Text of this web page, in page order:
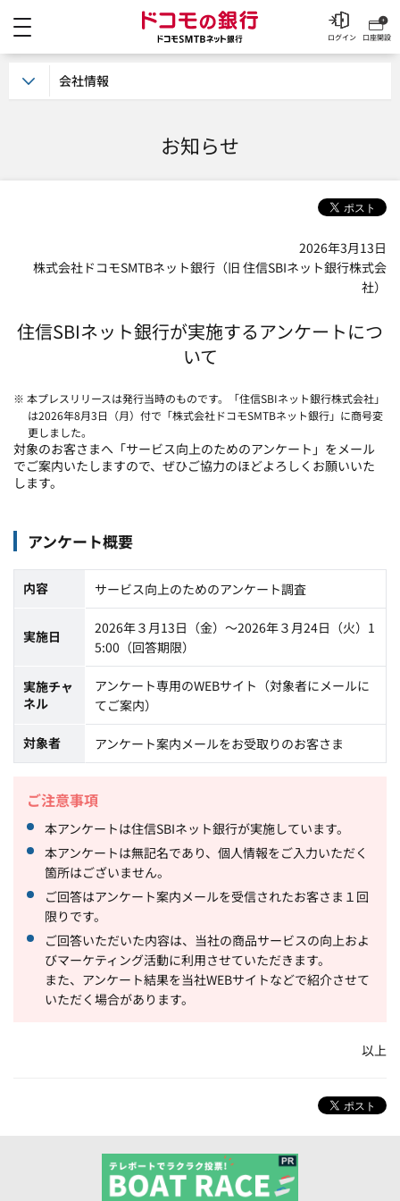
ドコモの銀行 ドコモ
口座開設
ログイン
お知らせ
2026年3月13日
株式会社ドコモSMTBネット銀行（旧 住信SBIネット銀行株式会
社）
住信SBIネット銀行が実施するアンケートにつ
いて
※ 本プレスリリースは発行当時のものです。「住信SBIネット銀行株式会社」
は2026年8月3日（月）付で「株式会社ドコモSMTBネット銀行」に商号変
更しました。
対象のお客さまへ「サービス向上のためのアンケート」をメール
でご案内いたしますので、ぜひご協力のほどよろしくお願いいた
します。
アンケート概要
内容 サービス向上のためのアンケート調査
実施日
2026年３月13日（金）～2026年３月24日（火）1
5:00（回答期限）
実施チャ
ネル
アンケート専用のWEBサイト（対象者にメールに
てご案内）
対象者 アンケート案内メールをお受取りのお客さま
ご注意事項
本アンケートは住信SBIネット銀行が実施しています。
本アンケートは無記名であり、個人情報をご入力いただく
箇所はございません。
ご回答はアンケート案内メールを受信されたお客さま１回
限りです。
ご回答いただいた内容は、当社の商品サービスの向上およ
びマーケティング活動に利用させていただきます。
また、アンケート結果を当社WEBサイトなどで紹介させて
いただく場合があります。
以上
会社情報